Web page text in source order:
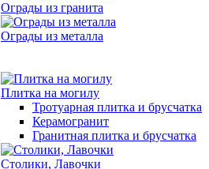
Ограды из гранита
Ограды из металла
Плитка на могилу
Тротуарная плитка и брусчатка
Керамогранит
Гранитная плитка и брусчатка
Столики, Лавочки